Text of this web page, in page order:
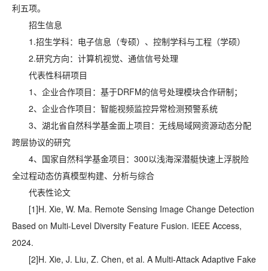
利五项。
招生信息
1.招生学科：电子信息（专硕）、控制学科与工程（学硕）
2.研究方向： 计算机视觉、通信信号处理
代表性科研项目
1、企业合作项目：基于DRFM的信号处理模块合作研制；
2、企业合作项目：智能视频监控异常检测预警系统
3、湖北省自然科学基金面上项目：无线局域网资源动态分配
跨层协议的研究
4、国家自然科学基金项目：300以浅海深潜艇快速上浮脱险
全过程动态仿真模型构建、分析与综合
代表性论文
[1]H. Xie, W. Ma. Remote Sensing Image Change Detection
Based on Multi-Level Diversity Feature Fusion. IEEE Access,
2024.
[2]H. Xie, J. Liu, Z. Chen, et al. A Multi-Attack Adaptive Fake